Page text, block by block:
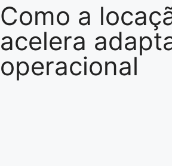
Como a
acelera
operacional